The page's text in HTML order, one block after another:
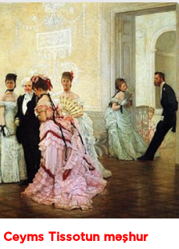
Ceyms Tissotun məşhur